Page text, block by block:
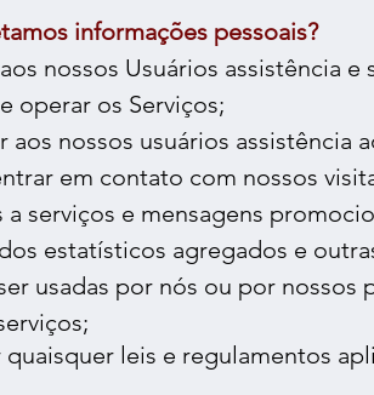
informações pessoais?
nossos Usuários assistência
operar os Serviços;
aos nossos usuários
em contato com nossos
a serviços e mensagens
estatísticos agregados e
usadas por nós ou por nossos
quaisquer leis e regulamentos